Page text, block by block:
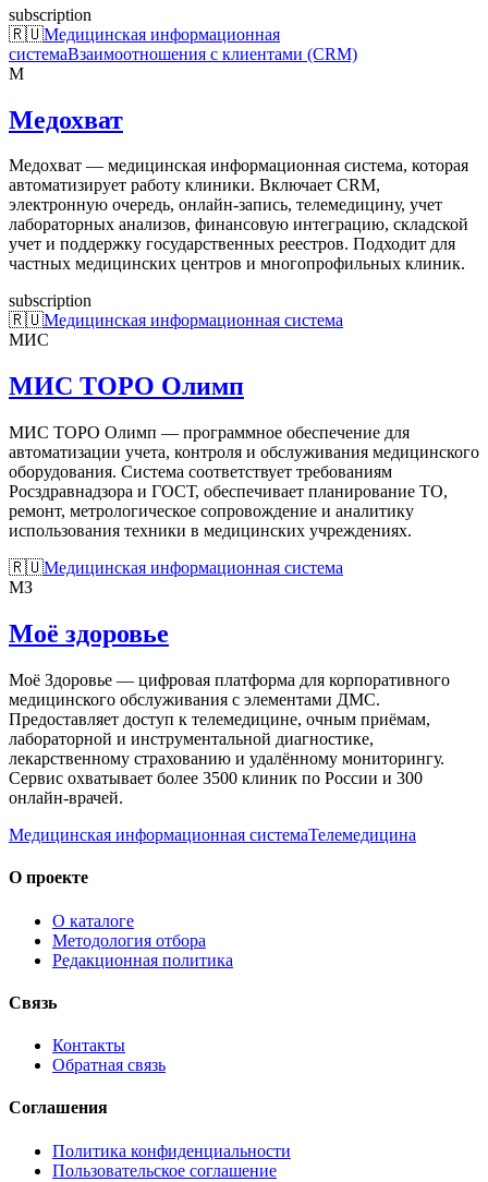
subscription
🇷🇺Медицинская информационная
системаВзаимоотношения с клиентами (CRM)
М
Медохват
Медохват — медицинская информационная система, которая
автоматизирует работу клиники. Включает CRM,
электронную очередь, онлайн-запись, телемедицину, учет
лабораторных анализов, финансовую интеграцию, складской
учет и поддержку государственных реестров. Подходит для
частных медицинских центров и многопрофильных клиник.
subscription
🇷🇺Медицинская информационная система
МИС
МИС ТОРО Олимп
МИС ТОРО Олимп — программное обеспечение для
автоматизации учета, контроля и обслуживания медицинского
оборудования. Система соответствует требованиям
Росздравнадзора и ГОСТ, обеспечивает планирование ТО,
ремонт, метрологическое сопровождение и аналитику
использования техники в медицинских учреждениях.
🇷🇺Медицинская информационная система
МЗ
Моё здоровье
Моё Здоровье — цифровая платформа для корпоративного
медицинского обслуживания с элементами ДМС.
Предоставляет доступ к телемедицине, очным приёмам,
лабораторной и инструментальной диагностике,
лекарственному страхованию и удалённому мониторингу.
Сервис охватывает более 3500 клиник по России и 300
онлайн-врачей.
Медицинская информационная системаТелемедицина
О проекте
О каталоге
Методология отбора
Редакционная политика
Связь
Контакты
Обратная связь
Соглашения
Политика конфиденциальности
Пользовательское соглашение